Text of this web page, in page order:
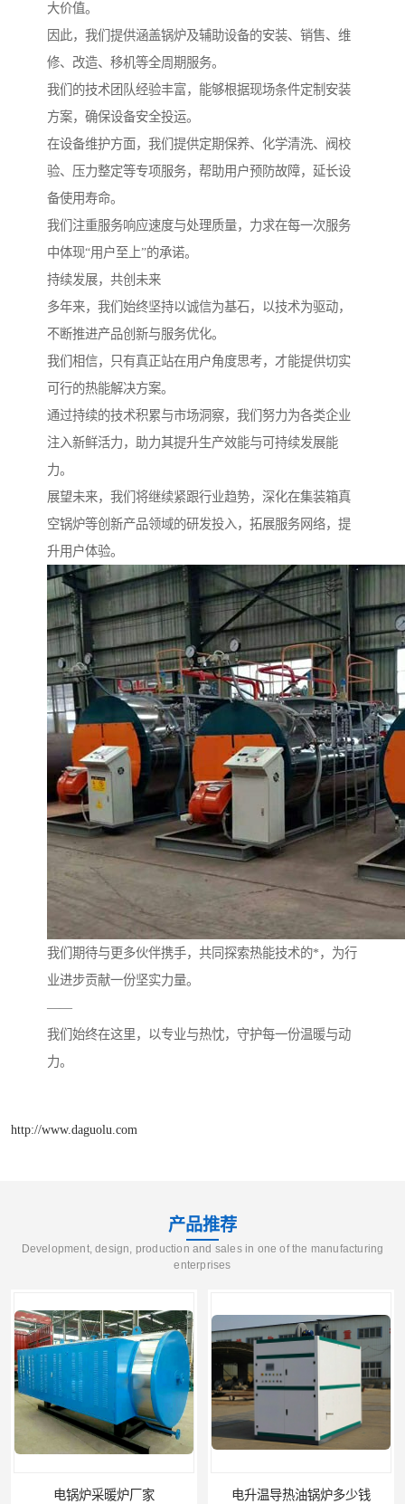
大价值。
因此，我们提供涵盖锅炉及辅助设备的安装、销售、维
修、改造、移机等全周期服务。
我们的技术团队经验丰富，能够根据现场条件定制安装
方案，确保设备安全投运。
在设备维护方面，我们提供定期保养、化学清洗、阀校
验、压力整定等专项服务，帮助用户预防故障，延长设
备使用寿命。
我们注重服务响应速度与处理质量，力求在每一次服务
中体现“用户至上”的承诺。
持续发展，共创未来
多年来，我们始终坚持以诚信为基石，以技术为驱动，
不断推进产品创新与服务优化。
我们相信，只有真正站在用户角度思考，才能提供切实
可行的热能解决方案。
通过持续的技术积累与市场洞察，我们努力为各类企业
注入新鲜活力，助力其提升生产效能与可持续发展能
力。
展望未来，我们将继续紧跟行业趋势，深化在集装箱真
空锅炉等创新产品领域的研发投入，拓展服务网络，提
升用户体验。
我们期待与更多伙伴携手，共同探索热能技术的*，为行
业进步贡献一份坚实力量。
——
我们始终在这里，以专业与热忱，守护每一份温暖与动
力。
http://www.daguolu.com
产品推荐
Development, design, production and sales in one of the manufacturing
enterprises
电锅炉采暖炉厂家 电升温导热油锅炉多少钱